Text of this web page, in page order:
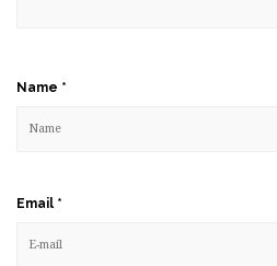
Name *
Email *